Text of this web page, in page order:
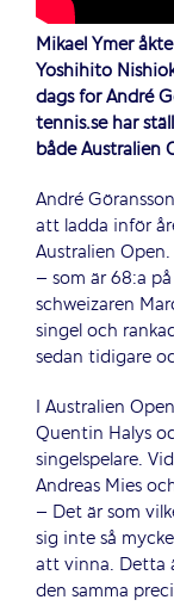
Mikael Ymer
Yoshihito
dags för André
tennis.se har
både Australien
André
att ladda inför
Australien
– som är 68:a
schweizaren
singel och
sedan tidigare
I Australien
Quentin Halys
singelspelare.
Andreas Mies
– Det är som
sig inte så
att vinna. Detta
den samma